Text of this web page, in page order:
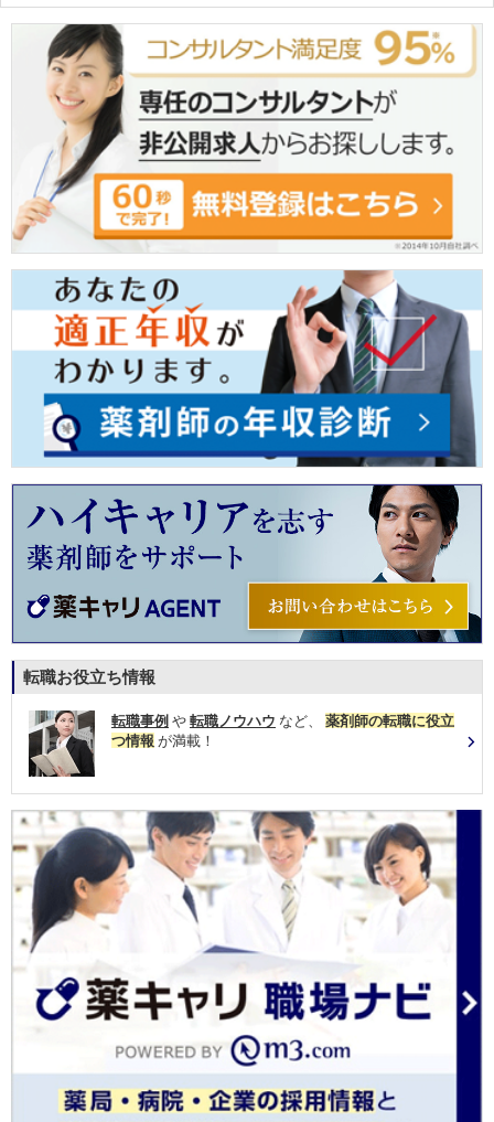
転職お役立ち情報
転職事例 や 転職ノウハウ など、 薬剤師の転職に役立
つ情報 が満載！